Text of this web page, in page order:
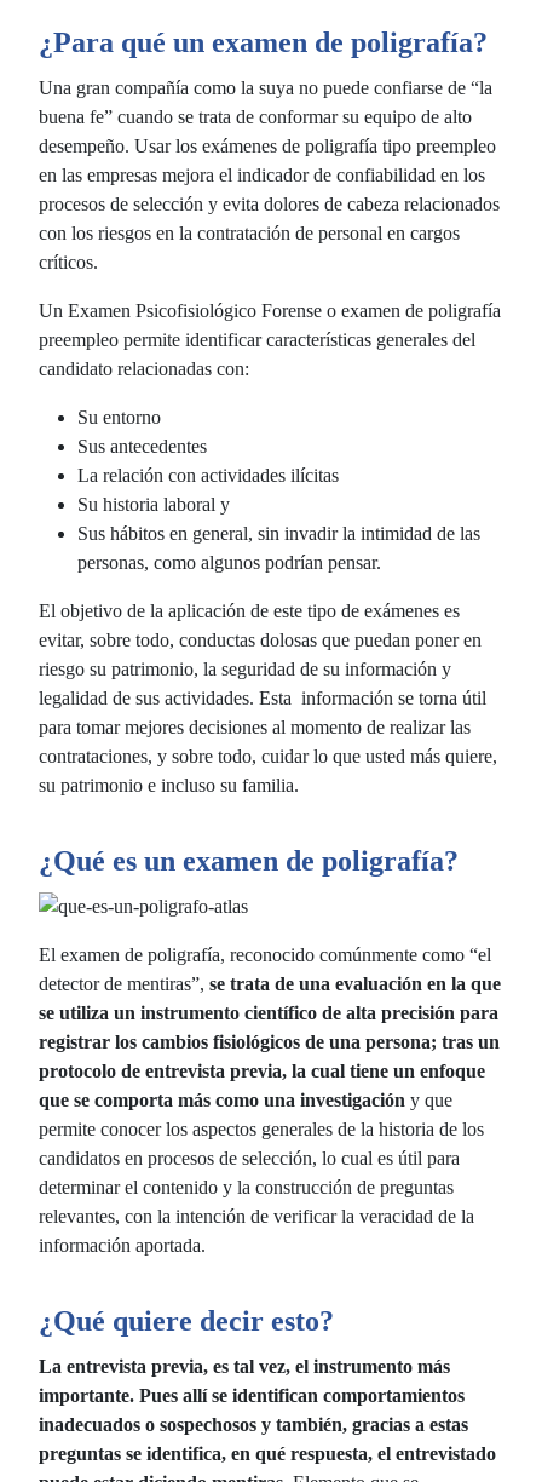
¿Para qué un examen de poligrafía?
Una gran compañía como la suya no puede confiarse de “la
buena fe” cuando se trata de conformar su equipo de alto
desempeño. Usar los exámenes de poligrafía tipo preempleo
en las empresas mejora el indicador de confiabilidad en los
procesos de selección y evita dolores de cabeza relacionados
con los riesgos en la contratación de personal en cargos
críticos.
Un Examen Psicofisiológico Forense o examen de poligrafía
preempleo permite identificar características generales del
candidato relacionadas con:
Su entorno
Sus antecedentes
La relación con actividades ilícitas
Su historia laboral y
Sus hábitos en general, sin invadir la intimidad de las
personas, como algunos podrían pensar.
El objetivo de la aplicación de este tipo de exámenes es
evitar, sobre todo, conductas dolosas que puedan poner en
riesgo su patrimonio, la seguridad de su información y
legalidad de sus actividades. Esta información se torna útil
para tomar mejores decisiones al momento de realizar las
contrataciones, y sobre todo, cuidar lo que usted más quiere,
su patrimonio e incluso su familia.
¿Qué es un examen de poligrafía?
El examen de poligrafía, reconocido comúnmente como “el
detector de mentiras”, se trata de una evaluación en la que
se utiliza un instrumento científico de alta precisión para
registrar los cambios fisiológicos de una persona; tras un
protocolo de entrevista previa, la cual tiene un enfoque
que se comporta más como una investigación y que
permite conocer los aspectos generales de la historia de los
candidatos en procesos de selección, lo cual es útil para
determinar el contenido y la construcción de preguntas
relevantes, con la intención de verificar la veracidad de la
información aportada.
¿Qué quiere decir esto?
La entrevista previa, es tal vez, el instrumento más
importante. Pues allí se identifican comportamientos
inadecuados o sospechosos y también, gracias a estas
preguntas se identifica, en qué respuesta, el entrevistado